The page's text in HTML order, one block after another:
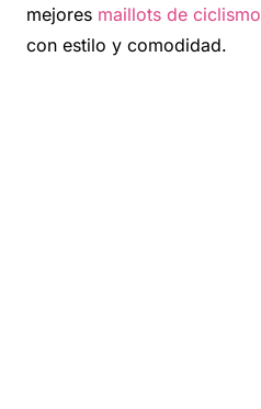
mejores maillots de ciclismo
con estilo y comodidad.